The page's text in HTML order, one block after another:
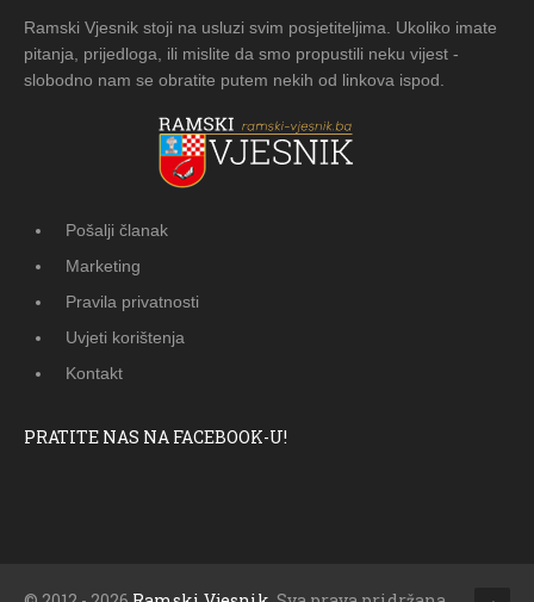
Ramski Vjesnik stoji na usluzi svim posjetiteljima. Ukoliko imate
pitanja, prijedloga, ili mislite da smo propustili neku vijest -
slobodno nam se obratite putem nekih od linkova ispod.
Pošalji članak
Marketing
Pravila privatnosti
Uvjeti korištenja
Kontakt
PRATITE NAS NA FACEBOOK-U!